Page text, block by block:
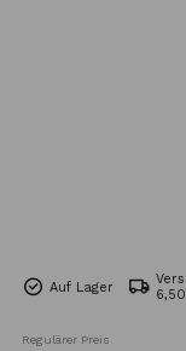
Auf Lager
Regulärer Preis